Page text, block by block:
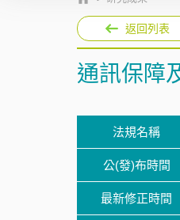
返回列表
通訊保障
法規名稱
公(發)布時間
最新修正時間